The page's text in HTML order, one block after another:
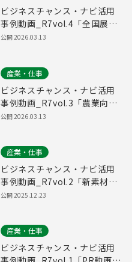
ビジネスチャンス・ナビ活用
事例動画_R7vol.4「全国展開
しているサービスで薄手なエ
公開2026.03.13
産業・仕事
ビジネスチャンス・ナビ活用
事例動画_R7vol.3「農業向け
システム開発の協業先を探す
公開2026.03.13
産業・仕事
ビジネスチャンス・ナビ活用
事例動画_R7vol.2「新素材開
発の協業先探しで活用」
公開2025.12.23
産業・仕事
ビジネスチャンス・ナビ活用